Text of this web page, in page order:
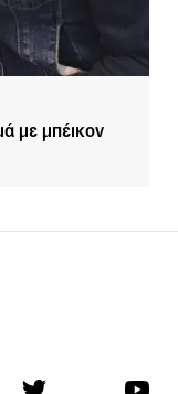
με μπέικον